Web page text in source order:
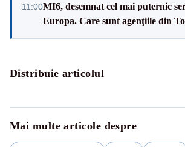
11:00MI6, desemnat cel mai puternic
Europa. Care sunt agenţiile din
Distribuie articolul
Mai multe articole despre